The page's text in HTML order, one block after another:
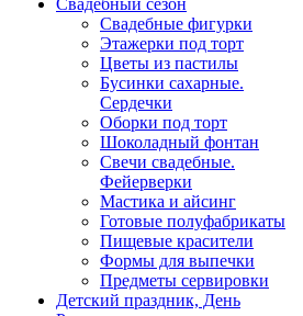
Свадебные фигурки
Этажерки под торт
Цветы из пастилы
Бусинки сахарные.
Сердечки
Оборки под торт
Шоколадный фонтан
Свечи свадебные.
Фейерверки
Мастика и айсинг
Готовые полуфабрикаты
Пищевые красители
Формы для выпечки
Предметы сервировки
Детский праздник, День